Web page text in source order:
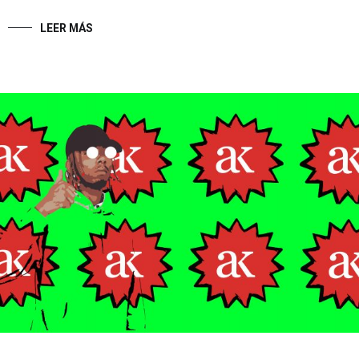
LEER MÁS